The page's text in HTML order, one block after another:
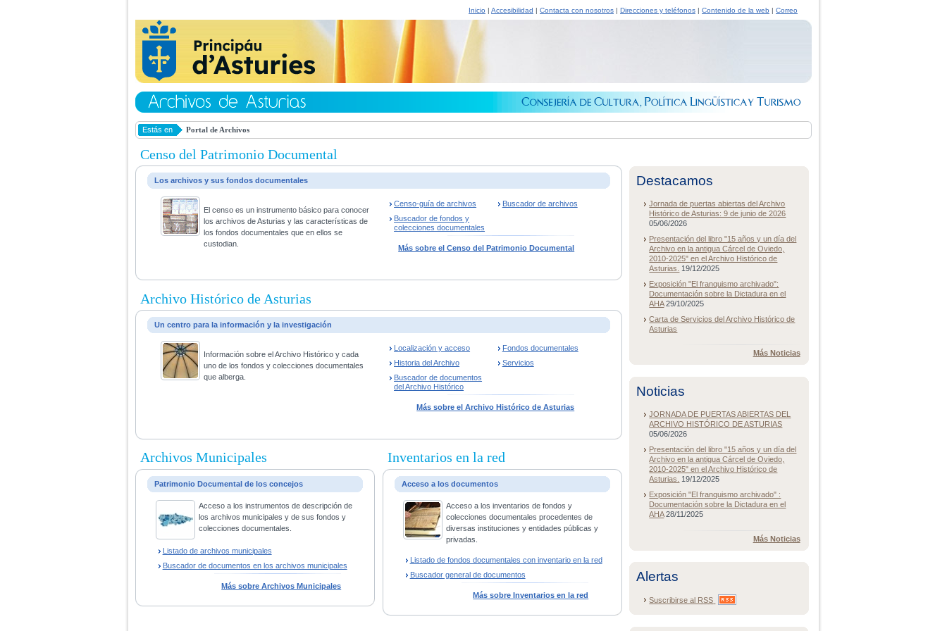
Inicio | Accesibilidad | Contacta con nosotros | Direcciones y teléfonos | Contenido de la web | Correo
Estás en Portal de Archivos
Censo del Patrimonio Documental
Los archivos y sus fondos documentales
El censo es un instrumento básico para conocer
los archivos de Asturias y las características de
los fondos documentales que en ellos se
custodian.
Censo-guía de archivos
Buscador de archivos
Buscador de fondos y
colecciones documentales
Más sobre el Censo del Patrimonio Documental
Archivo Histórico de Asturias
Un centro para la información y la investigación
Información sobre el Archivo Histórico y cada
uno de los fondos y colecciones documentales
que alberga.
Localización y acceso
Fondos documentales
Historia del Archivo
Servicios
Buscador de documentos
del Archivo Histórico
Más sobre el Archivo Histórico de Asturias
Archivos Municipales
Patrimonio Documental de los concejos
Acceso a los instrumentos de descripción de
los archivos municipales y de sus fondos y
colecciones documentales.
Listado de archivos municipales
Buscador de documentos en los archivos municipales
Más sobre Archivos Municipales
Inventarios en la red
Acceso a los documentos
Acceso a los inventarios de fondos y
colecciones documentales procedentes de
diversas instituciones y entidades públicas y
privadas.
Listado de fondos documentales con inventario en la red
Buscador general de documentos
Más sobre Inventarios en la red
Destacamos
Jornada de puertas abiertas del Archivo
Histórico de Asturias: 9 de junio de 2026
05/06/2026
Presentación del libro "15 años y un día del
Archivo en la antigua Cárcel de Oviedo,
2010-2025" en el Archivo Histórico de
Asturias.
19/12/2025
Exposición "El franquismo archivado":
Documentación sobre la Dictadura en el
AHA29/10/2025
Carta de Servicios del Archivo Histórico de
Asturias
Más Noticias
Noticias
JORNADA DE PUERTAS ABIERTAS DEL
ARCHIVO HISTÓRICO DE ASTURIAS
05/06/2026
Presentación del libro "15 años y un día del
Archivo en la antigua Cárcel de Oviedo,
2010-2025" en el Archivo Histórico de
Asturias.
19/12/2025
Exposición "El franquismo archivado" :
Documentación sobre la Dictadura en el
AHA28/11/2025
Más Noticias
Alertas
Suscribirse al RSS